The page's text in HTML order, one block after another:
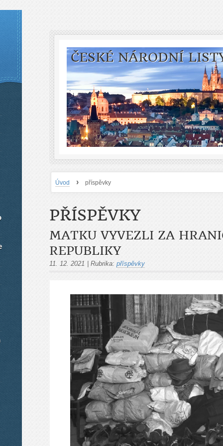
ČESKÉ NÁRODNÍ
Úvod › příspěvky
PŘÍSPĚVKY
MATKU VYVEZLI ZA
REPUBLIKY
11. 12. 2021 Rubrika: příspěvky